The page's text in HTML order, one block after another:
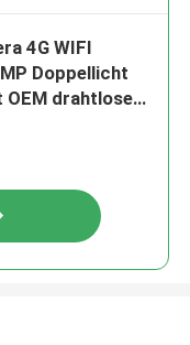
4G WIFI
Doppellicht
OEM drahtlose